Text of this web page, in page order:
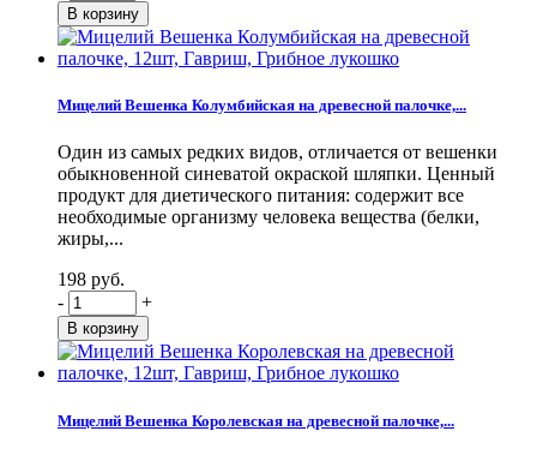
Мицелий Вешенка Колумбийская на древесной палочке,...
Один из самых редких видов, отличается от вешенки
обыкновенной синеватой окраской шляпки. Ценный
продукт для диетического питания: содержит все
необходимые организму человека вещества (белки,
жиры,...
198 руб.
-
+
Мицелий Вешенка Королевская на древесной палочке,...